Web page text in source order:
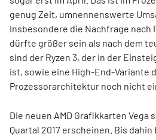
genug Zeit, umnennenswerte
Insbesondere die Nachfrage nach
dürfte größer sein als nach dem
sind der Ryzen 3, der in der
ist, sowie eine High-End-Variante
Prozessorarchitektur noch nicht
Die neuen AMD Grafikkarten Vega
Quartal 2017 erscheinen. Bis dahin